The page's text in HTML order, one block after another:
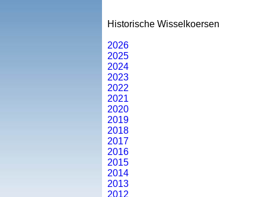
Historische Wisselkoersen
2026
2025
2024
2023
2022
2021
2020
2019
2018
2017
2016
2015
2014
2013
2012